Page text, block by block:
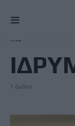
TAG
1 άρθρο